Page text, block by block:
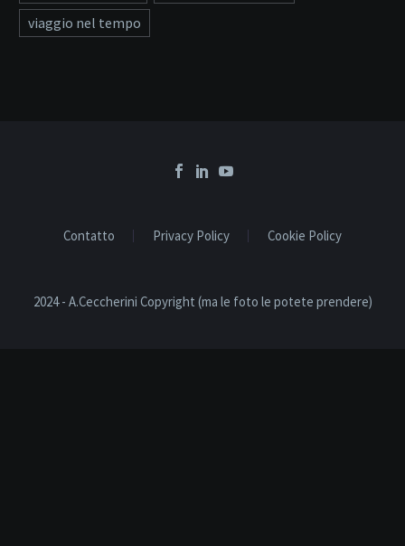
viaggio nel tempo
Contatto Privacy Policy Cookie Policy
2024 - A.Ceccherini Copyright (ma le foto le potete prendere)